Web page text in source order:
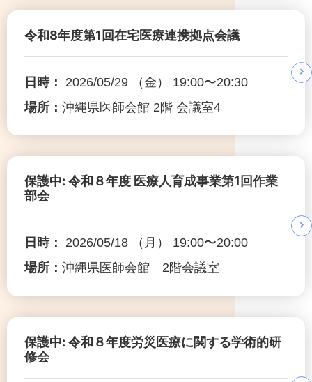
令和8年度第1回在宅医療連携拠点会議
日時：
2026/05/29 （金） 19:00〜20:30
場所： 沖縄県医師会館 2階 会議室4
保護中: 令和８年度 医療人育成事業第1回作業
部会
日時：
2026/05/18 （月） 19:00〜20:00
場所： 沖縄県医師会館 2階会議室
保護中: 令和８年度労災医療に関する学術的研
修会